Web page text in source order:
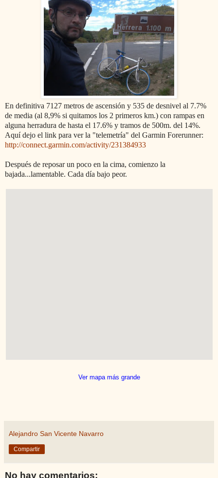
En definitiva 7127 metros de ascensión y 535 de desnivel al 7.7%
de media (al 8,9% si quitamos los 2 primeros km.) con rampas en
alguna herradura de hasta el 17.6% y tramos de 500m. del 14%.
Aquí dejo el link para ver la "telemetría" del Garmin Forerunner:
http://connect.garmin.com/activity/231384933
Después de reposar un poco en la cima, comienzo la
bajada...lamentable. Cada día bajo peor.
Ver mapa más grande
Alejandro San Vicente Navarro
Compartir
No hay comentarios: